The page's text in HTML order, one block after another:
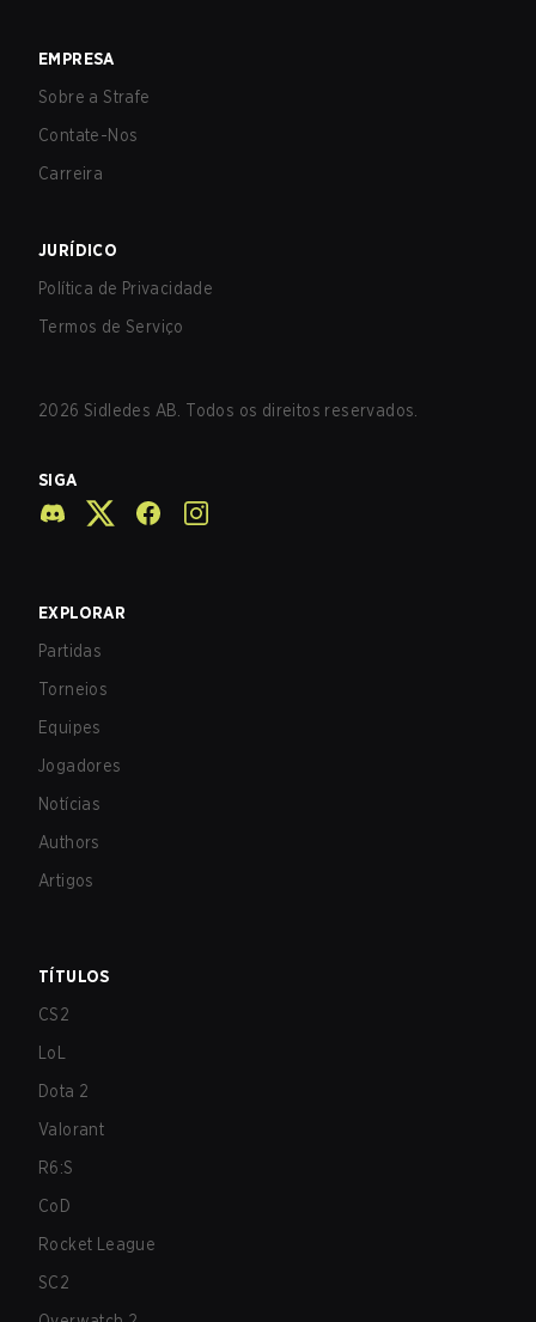
EMPRESA
Sobre a Strafe
Contate-Nos
Carreira
JURÍDICO
Política de Privacidade
Termos de Serviço
2026 Sidledes AB. Todos os direitos reservados.
SIGA
EXPLORAR
Partidas
Torneios
Equipes
Jogadores
Notícias
Authors
Artigos
TÍTULOS
CS2
LoL
Dota 2
Valorant
R6:S
CoD
Rocket League
SC2